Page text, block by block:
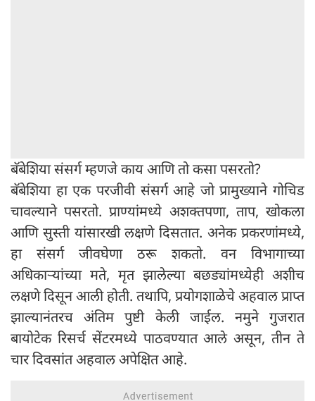
बॅबेशिया संसर्ग म्हणजे काय आणि तो कसा पसरतो?
बॅबेशिया हा एक परजीवी संसर्ग आहे जो प्रामुख्याने गोचिड
चावल्याने पसरतो. प्राण्यांमध्ये अशक्तपणा, ताप, खोकला
आणि सुस्ती यांसारखी लक्षणे दिसतात. अनेक प्रकरणांमध्ये,
हा संसर्ग जीवघेणा ठरू शकतो. वन विभागाच्या
अधिकाऱ्यांच्या मते, मृत झालेल्या बछड्यांमध्येही अशीच
लक्षणे दिसून आली होती. तथापि, प्रयोगशाळेचे अहवाल प्राप्त
झाल्यानंतरच अंतिम पुष्टी केली जाईल. नमुने गुजरात
बायोटेक रिसर्च सेंटरमध्ये पाठवण्यात आले असून, तीन ते
चार दिवसांत अहवाल अपेक्षित आहे.